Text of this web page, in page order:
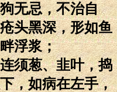
无忌，不治自
头黑深，形如鱼
浮浆；
须葱、韭叶，捣
，如病在左手，